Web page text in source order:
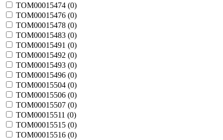
TOM00015474 (0)
TOM00015476 (0)
TOM00015478 (0)
TOM00015483 (0)
TOM00015491 (0)
TOM00015492 (0)
TOM00015493 (0)
TOM00015496 (0)
TOM00015504 (0)
TOM00015506 (0)
TOM00015507 (0)
TOM00015511 (0)
TOM00015515 (0)
TOM00015516 (0)